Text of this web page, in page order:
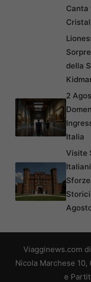
Canta
della
2
Italia
Visite
Viagginews.com
Nicola Marchese 10,
e